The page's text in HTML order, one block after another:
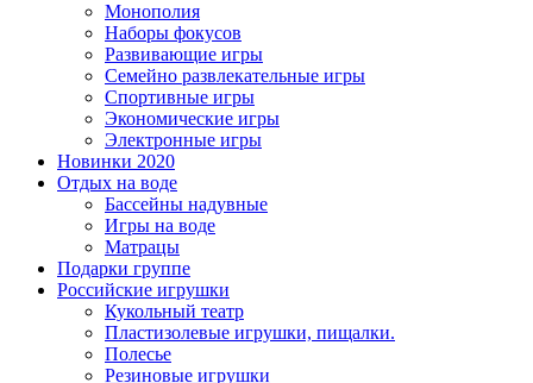
Монополия
Наборы фокусов
Развивающие игры
Семейно развлекательные игры
Спортивные игры
Экономические игры
Электронные игры
Новинки 2020
Отдых на воде
Бассейны надувные
Игры на воде
Матрацы
Подарки группе
Российские игрушки
Кукольный театр
Пластизолевые игрушки, пищалки.
Полесье
Резиновые игрушки